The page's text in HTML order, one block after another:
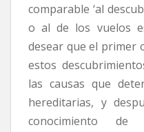
comparable ‘al
o al de los vuelos
desear que el primer
estos
las causas que
hereditarias, y
conocimiento de